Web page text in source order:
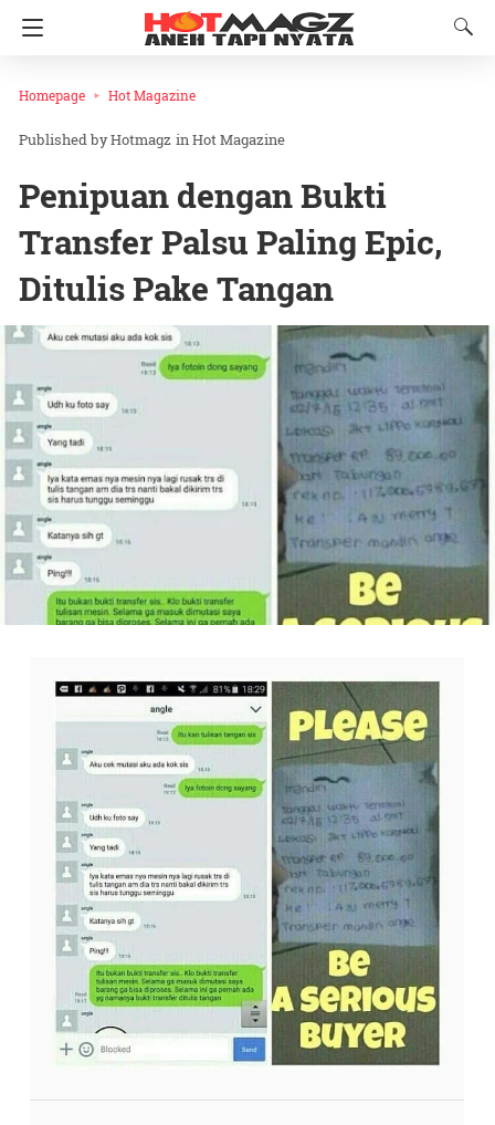
Homepage Hot Magazine
Hotmagz inHot Magazine
Penipuan dengan Bukti
Transfer Palsu Paling Epic,
Ditulis Pake Tangan